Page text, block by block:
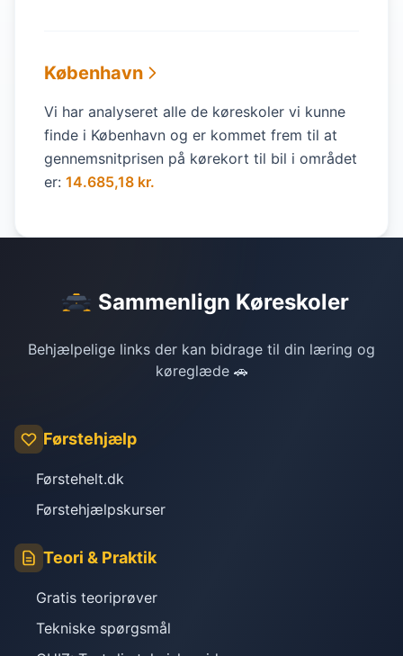
København
Vi har analyseret alle de køreskoler vi kunne
finde i København og er kommet frem til at
gennemsnitprisen på kørekort til bil i området
er: 14.685,18 kr.
Sammenlign Køreskoler
Behjælpelige links der kan bidrage til din læring og
køreglæde 🚗
Førstehjælp
Førstehelt.dk
Førstehjælpskurser
Teori & Praktik
Gratis teoriprøver
Tekniske spørgsmål